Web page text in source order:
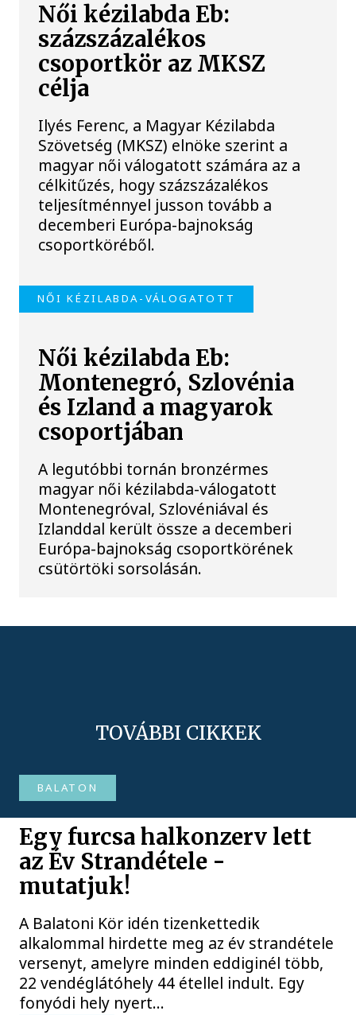
Női kézilabda Eb:
százszázalékos
csoportkör az MKSZ
célja
Ilyés Ferenc, a Magyar Kézilabda
Szövetség (MKSZ) elnöke szerint a
magyar női válogatott számára az a
célkitűzés, hogy százszázalékos
teljesítménnyel jusson tovább a
decemberi Európa-bajnokság
csoportköréből.
NŐI KÉZILABDA-VÁLOGATOTT
Női kézilabda Eb:
Montenegró, Szlovénia
és Izland a magyarok
csoportjában
A legutóbbi tornán bronzérmes
magyar női kézilabda-válogatott
Montenegróval, Szlovéniával és
Izlanddal került össze a decemberi
Európa-bajnokság csoportkörének
csütörtöki sorsolásán.
TOVÁBBI CIKKEK
BALATON
Egy furcsa halkonzerv lett
az Év Strandétele -
mutatjuk!
A Balatoni Kör idén tizenkettedik
alkalommal hirdette meg az év strandétele
versenyt, amelyre minden eddiginél több,
22 vendéglátóhely 44 étellel indult. Egy
fonyódi hely nyert...